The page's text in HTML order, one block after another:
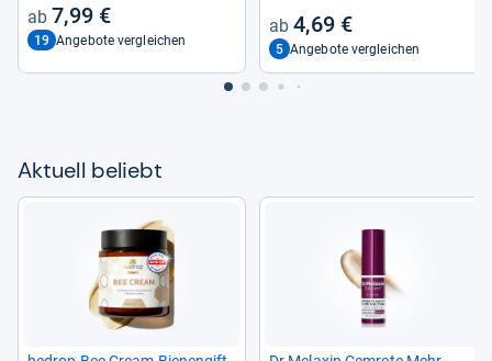
7,99 €
19 Angebote vergleichen
4,69 €
5 Angebote vergleichen
Aktu­ell beliebt